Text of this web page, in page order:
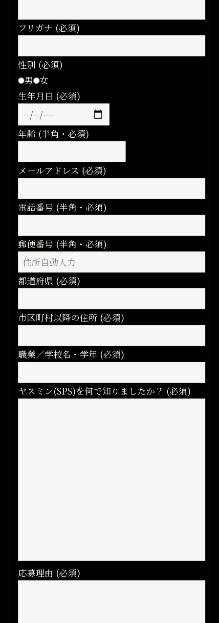
フリガナ (必須)
性別 (必須)
男 女
生年月日 (必須)
年齢 (半角・必須)
メールアドレス (必須)
電話番号 (半角・必須)
郵便番号 (半角・必須)
都道府県 (必須)
市区町村以降の住所 (必須)
職業／学校名・学年 (必須)
ヤスミン(SPS)を何で知りましたか？ (必須)
応募理由 (必須)